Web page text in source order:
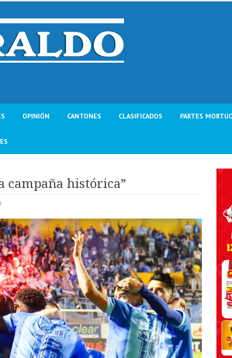
OPINIÓN CANTONES CLASIFICADOS PARTES
campaña histórica”